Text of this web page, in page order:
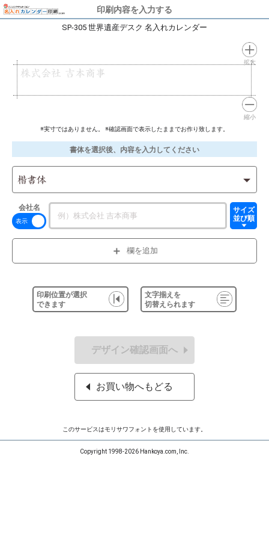
印刷内容を入力する
SP-305 世界遺産デスク 名入れカレンダー
株式会社 吉本商事
拡大
縮小
※実寸ではありません。 ※確認画面で表示したままでお作り致します。
書体を選択後、内容を入力してください
楷書体
会社名
サイズ
並び順
欄を追加
印刷位置が選択
できます
文字揃えを
切替えられます
デザイン確認画面へ
お買い物へもどる
このサービスはモリサワフォントを使用しています。
Copyright 1998-2026 Hankoya.com, Inc.